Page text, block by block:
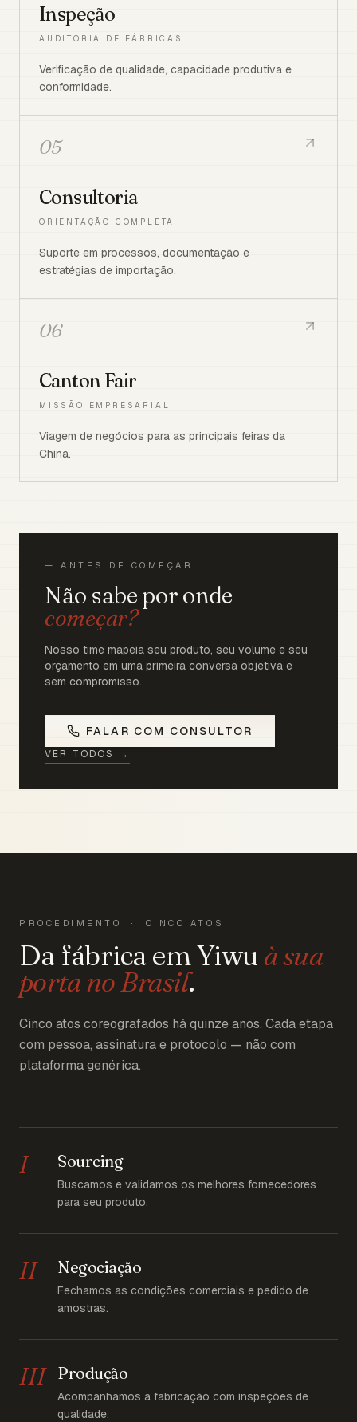
Inspeção
AUDITORIA DE FÁBRICAS
Verificação de qualidade, capacidade produtiva e
conformidade.
05
Consultoria
ORIENTAÇÃO COMPLETA
Suporte em processos, documentação e
estratégias de importação.
06
Canton Fair
MISSÃO EMPRESARIAL
Viagem de negócios para as principais feiras da
China.
— ANTES DE COMEÇAR
Não sabe por onde
começar?
Nosso time mapeia seu produto, seu volume e seu
orçamento em uma primeira conversa objetiva e
sem compromisso.
FALAR COM CONSULTOR
VER TODOS →
PROCEDIMENTO · CINCO ATOS
Da fábrica em Yiwu à sua
porta no Brasil.
Cinco atos coreografados há quinze anos. Cada etapa
com pessoa, assinatura e protocolo — não com
plataforma genérica.
I Sourcing
Buscamos e validamos os melhores fornecedores
para seu produto.
II Negociação
Fechamos as condições comerciais e pedido de
amostras.
III Produção
Acompanhamos a fabricação com inspeções de
qualidade.